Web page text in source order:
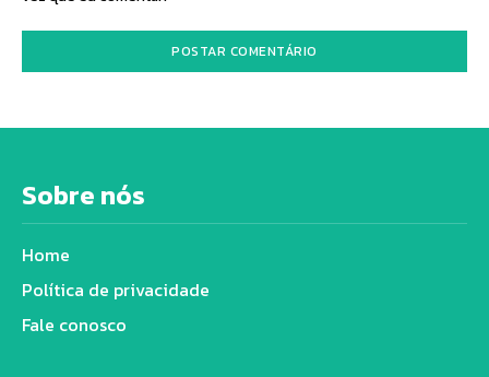
Sobre nós
Home
Política de privacidade
Fale conosco